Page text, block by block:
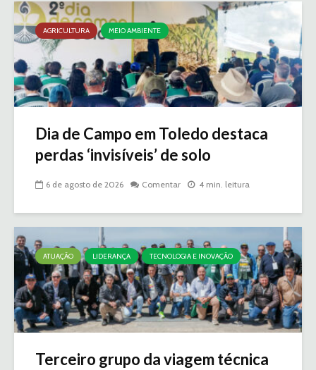
AGRICULTURA MEIO AMBIENTE
Dia de Campo em Toledo destaca
perdas ‘invisíveis’ de solo
6 de agosto de 2026 Comentar 4 min. leitura
ATUAÇÃO LIDERANÇA TECNOLOGIA E INOVAÇÃO
Terceiro grupo da viagem técnica